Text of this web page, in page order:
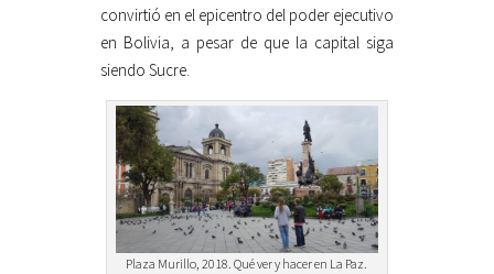
convirtió en el epicentro del poder ejecutivo
en Bolivia, a pesar de que la capital siga
siendo Sucre.
Plaza Murillo, 2018. Qué ver y hacer en La Paz.